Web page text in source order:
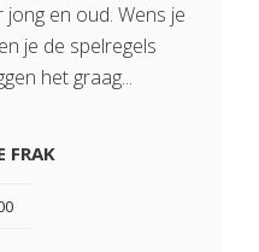
en oud. Wens je
je de spelregels
het graag...
FRAK